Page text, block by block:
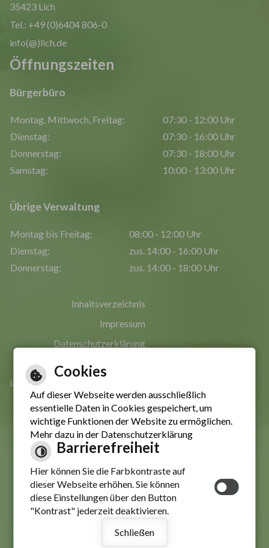
35423 Lich
Tel.: +49 (0)6404 806-0
info(@)lich.de
Öffnungszeiten
Bürgerbüro
Montag, Mittwoch, Freitag:
Dienstag:
Donnerstag:
Samstag:
07:30 - 12:00 Uhr
07:30 - 16:00 Uhr
07:30 - 18:00 Uhr
10:00 - 13:00 Uhr
Übrige Verwaltung
Montag bis Freitag:
Dienstag:
Donnerstag:
08:00 - 12:00 Uhr
zus. 14:00 - 16:00 Uhr
zus. 14:00 - 18:00 Uhr
Inhaltsverzeichnis
Impressum
Datenschutzerklärung
Erklärung zur Barrierefreiheit
Informationen in leichter Sprache
Cookies
Auf dieser Webseite werden ausschließlich
essentielle Daten in Cookies gespeichert, um
wichtige Funktionen der Website zu ermöglichen.
Mehr dazu in der Datenschutzerklärung
Barrierefreiheit
Hier können Sie die Farbkontraste auf
dieser Webseite erhöhen. Sie können
diese Einstellungen über den Button
"Kontrast" jederzeit deaktivieren.
Schließen